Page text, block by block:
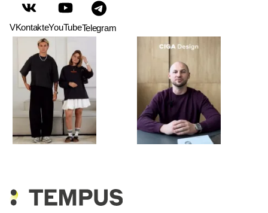
VKontakteYouTubeTelegram